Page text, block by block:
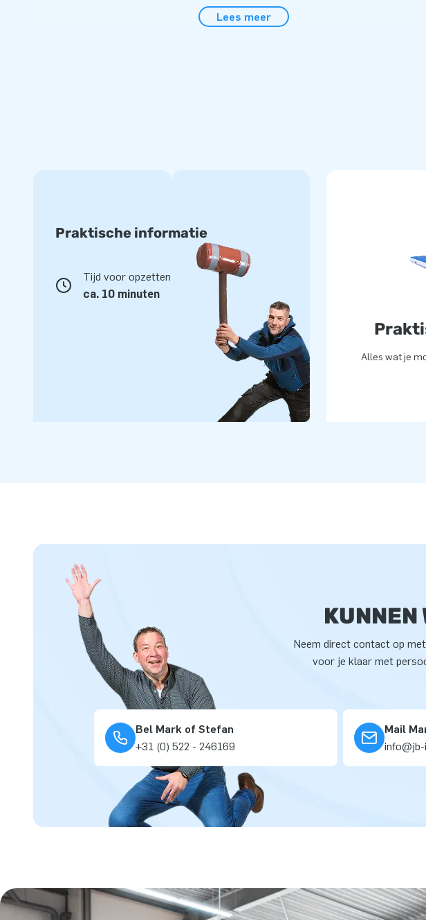
mat wordt geleverd inclusief drukmeter. De drukmeter meet precies de druk binnen
Lees meer
Praktische informatie
Tijd voor opzetten
ca. 10 minuten
Alles wat je
Neem direct contact op
voor je klaar met
Bel Mark of Stefan
+31 (0) 522 - 246169
Mail